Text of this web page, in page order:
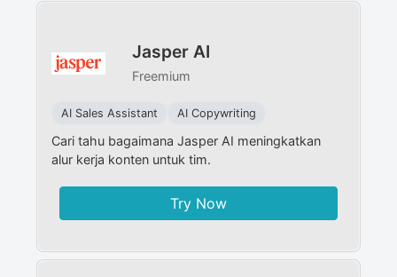
Jasper AI
Freemium
AI Sales Assistant AI Copywriting
Cari tahu bagaimana Jasper AI meningkatkan
alur kerja konten untuk tim.
Try Now